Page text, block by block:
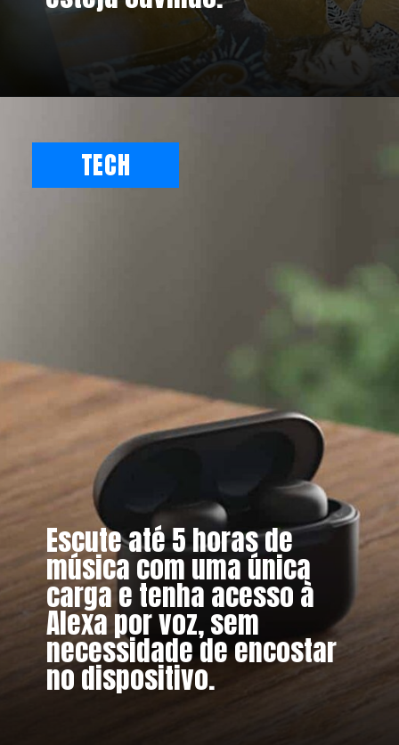
Escute até 5 horas de
música com uma única
carga e tenha acesso à
Alexa por voz, sem
necessidade de encostar
no dispositivo.
TECH